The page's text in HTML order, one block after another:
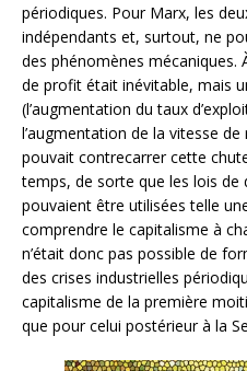
périodiques. Pour Marx, les
indépendants et, surtout, ne
des phénomènes
de profit était inévitable, mais
(l’augmentation du taux
l’augmentation de la vitesse
pouvait contrecarrer cette
temps, de sorte que les lois
pouvaient être utilisées telle
comprendre le capitalisme à
n’était donc pas possible de
des crises industrielles
capitalisme de la première
que pour celui postérieur à la